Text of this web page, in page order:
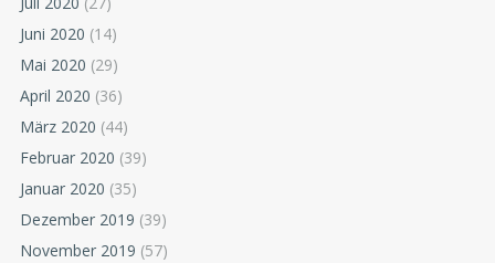
Juni 2020 (14)
Mai 2020 (29)
April 2020 (36)
März 2020 (44)
Februar 2020 (39)
Januar 2020 (35)
Dezember 2019 (39)
November 2019 (57)